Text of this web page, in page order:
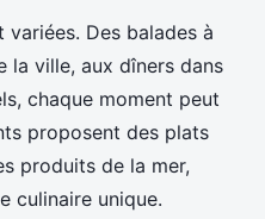
Des balades à
la ville, aux dîners dans
chaque moment peut
proposent des plats
produits de la mer,
culinaire unique.